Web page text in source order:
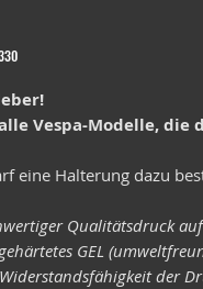
Vespa-Modelle, die
eine Halterung dazu
Qualitätsdruck
GEL
der